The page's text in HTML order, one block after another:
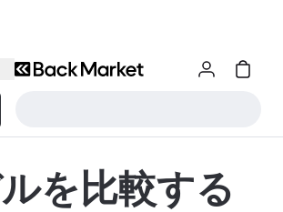
を比較する